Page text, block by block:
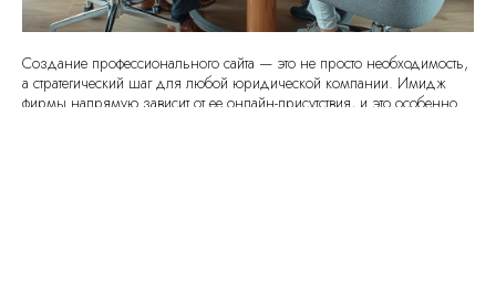
Создание профессионального сайта — это не просто необходимость,
а стратегический шаг для любой юридической компании. Имидж
фирмы напрямую зависит от ее онлайн-присутствия, и это особенно